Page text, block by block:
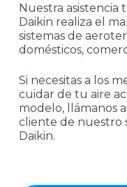
Nuestra asistencia
Daikin realiza el
sistemas de
domésticos,
Si necesitas a los
cuidar de tu aire
modelo, llámanos
cliente de nuestro
Daikin.